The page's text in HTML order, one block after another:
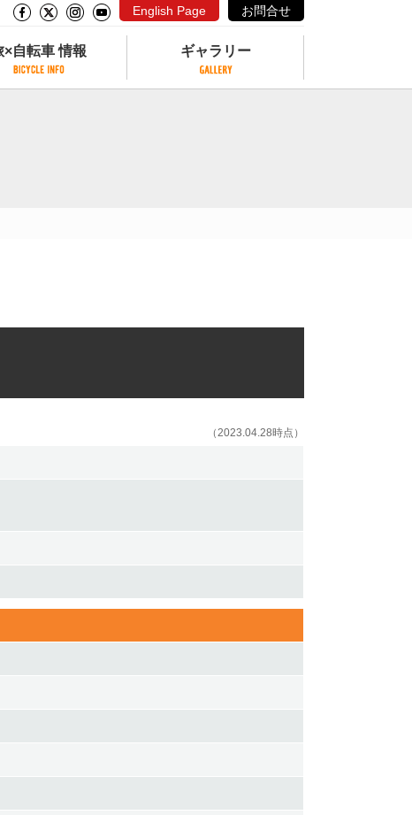
English Page お問合せ
×自転車 情報 ギャラリー
（2023.04.28時点）